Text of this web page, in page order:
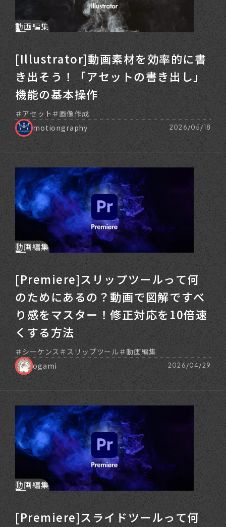
動画編集
[Illustrator]動画素材を効率的に書
き出そう！「アセットの書き出し」
機能の基本操作
アセット
画像作成
motiongraphy
2026/05/18
動画編集
[Premiere]スリップツールって何
のためにあるの？動画で図解ですべ
り感をマスター！修正対応を10倍速
くする方法
シーケンス スリップツール
動画編集
ogami
2026/04/29
動画編集
[Premiere]スライドツールって何